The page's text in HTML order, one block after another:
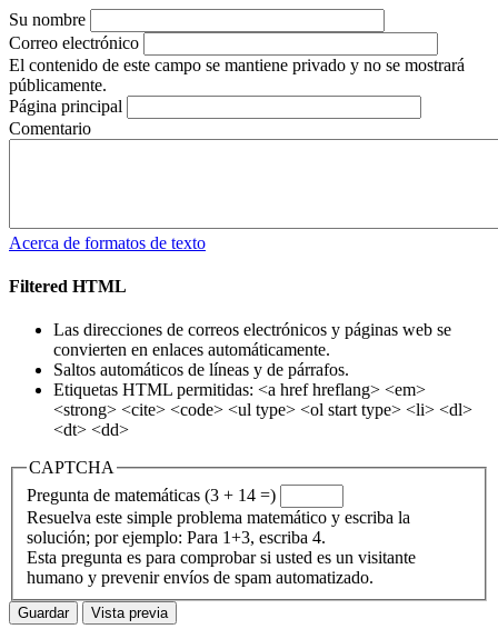
Su nombre
Correo electrónico
El contenido de este campo se mantiene privado y no se mostrará
públicamente.
Página principal
Comentario
Acerca de formatos de texto
Filtered HTML
Las direcciones de correos electrónicos y páginas web se
convierten en enlaces automáticamente.
Saltos automáticos de líneas y de párrafos.
Etiquetas HTML permitidas: <a href hreflang> <em>
<strong> <cite> <code> <ul type> <ol start type> <li> <dl>
<dt> <dd>
CAPTCHA
Pregunta de matemáticas (3 + 14 =)
Resuelva este simple problema matemático y escriba la
solución; por ejemplo: Para 1+3, escriba 4.
Esta pregunta es para comprobar si usted es un visitante
humano y prevenir envíos de spam automatizado.